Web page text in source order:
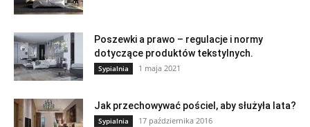
Poszewki a prawo – regulacje i normy
dotyczące produktów tekstylnych.
Sypialnia 1 maja 2021
Jak przechowywać pościel, aby służyła lata?
Sypialnia 17 października 2016